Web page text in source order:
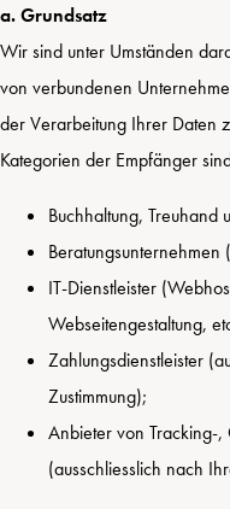
a. Grundsatz
Wir sind unter Umständen
von verbundenen
der Verarbeitung Ihrer Daten
Kategorien der Empfänger
Buchhaltung, Treuhand
Beratungsunternehmen
IT-Dienstleister
Webseitengestaltung,
Zahlungsdienstleister
Zustimmung);
Anbieter von Tracking-,
(ausschliesslich nach